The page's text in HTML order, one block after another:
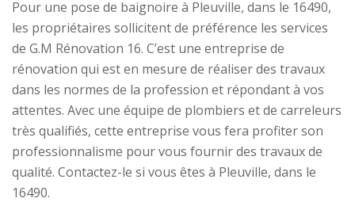
Pour une pose de baignoire à Pleuville, dans le 16490,
les propriétaires sollicitent de préférence les services
de G.M Rénovation 16. C’est une entreprise de
rénovation qui est en mesure de réaliser des travaux
dans les normes de la profession et répondant à vos
attentes. Avec une équipe de plombiers et de carreleurs
très qualifiés, cette entreprise vous fera profiter son
professionnalisme pour vous fournir des travaux de
qualité. Contactez-le si vous êtes à Pleuville, dans le
16490.